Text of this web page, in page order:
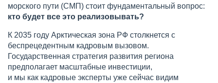
морского пути (СМП) стоит фундаментальный вопрос:
кто будет все это реализовывать?
К 2035 году Арктическая зона РФ столкнется с
беспрецедентным кадровым вызовом.
Государственная стратегия развития региона
предполагает масштабные инвестиции,
и мы как кадровые эксперты уже сейчас видим